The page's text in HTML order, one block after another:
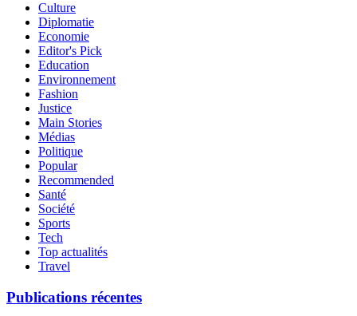
Culture
Diplomatie
Economie
Editor's Pick
Education
Environnement
Fashion
Justice
Main Stories
Médias
Politique
Popular
Recommended
Santé
Société
Sports
Tech
Top actualités
Travel
Publications récentes